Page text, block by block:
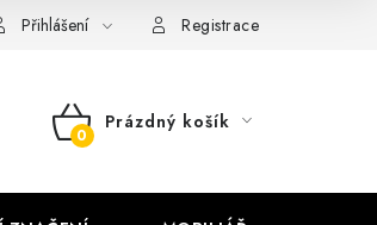
Nepřebraná dobírka
Přihlášení Registrace
NÁKUPNÍ
Prázdný košík